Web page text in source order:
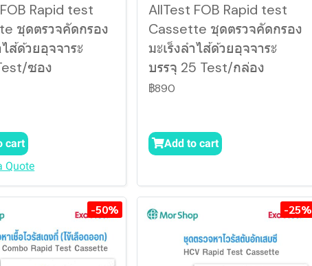
Rapid test
ชุดตรวจคัดกรอง
ไส้ด้วยอุจจาระ
ซอง
cart
Quote
AllTest FOB Rapid test
Cassette ชุดตรวจคัดกรอง
มะเร็งลำไส้ด้วยอุจจาระ
บรรจุ 25 Test/กล่อง
฿890
Add to cart
-50% -25%